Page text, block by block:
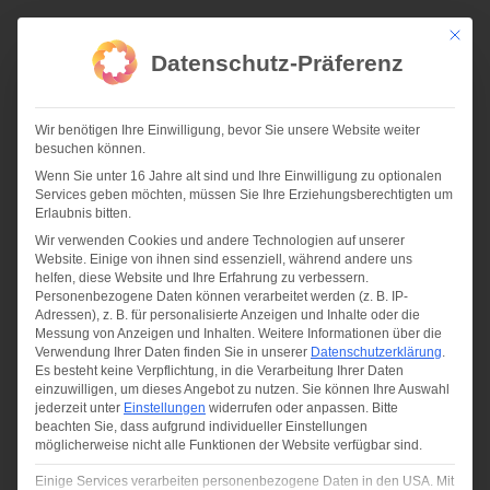
07-17 | KBA FEIERT RICHTFEST FÜR EIGENEN BÜRONEUBAU
Mit
Datenschutz-Präferenz
Wir benötigen Ihre Einwilligung, bevor Sie unsere Website weiter
besuchen können.
Wenn Sie unter 16 Jahre alt sind und Ihre Einwilligung zu optionalen
Services geben möchten, müssen Sie Ihre Erziehungsberechtigten um
Erlaubnis bitten.
Wir verwenden Cookies und andere Technologien auf unserer
Website. Einige von ihnen sind essenziell, während andere uns
helfen, diese Website und Ihre Erfahrung zu verbessern.
Personenbezogene Daten können verarbeitet werden (z. B. IP-
Adressen), z. B. für personalisierte Anzeigen und Inhalte oder die
Messung von Anzeigen und Inhalten. Weitere Informationen über die
Verwendung Ihrer Daten finden Sie in unserer Datenschutzerklärung.
Es besteht keine Verpflichtung, in die Verarbeitung Ihrer Daten
einzuwilligen, um dieses Angebot zu nutzen. Sie können Ihre Auswahl
jederzeit unter Einstellungen widerrufen oder anpassen. Bitte
beachten Sie, dass aufgrund individueller Einstellungen
möglicherweise nicht alle Funktionen der Website verfügbar sind.
Einige Services verarbeiten personenbezogene Daten in den USA. Mit